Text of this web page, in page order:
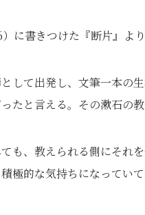
に書きつけた『断片』より
して出発し、文筆一本の
たと言える。その漱石の
も、教えられる側にそれ
極的な気持ちになってい